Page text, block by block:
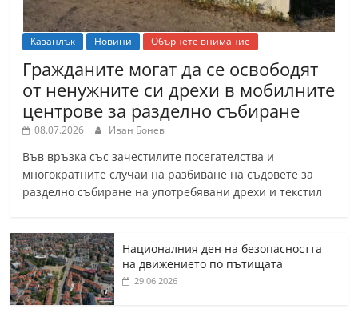
Казанлък Новини Обърнете внимание
Гражданите могат да се освободят
от ненужните си дрехи в мобилните
центрове за разделно събиране
08.07.2026 Иван Бонев
Във връзка със зачестилите посегателства и
многократните случаи на разбиване на съдовете за
разделно събиране на употребявани дрехи и текстил
Националния ден на безопасността
на движението по пътищата
29.06.2026